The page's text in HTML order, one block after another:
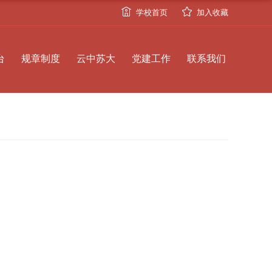
学校首页 加入收藏
规章制度 云中苏大 党建工作 联系我们